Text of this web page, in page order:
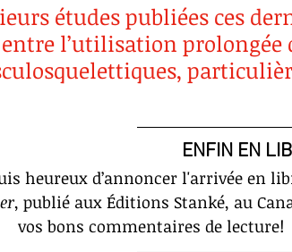
études publiées ces
l’utilisation prolongée
ENFIN EN
heureux d’annoncer l'arrivée en
, publié aux Éditions Stanké, au
vos bons commentaires de lecture!